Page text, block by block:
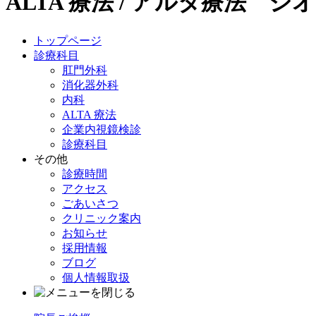
トップページ
診療科目
肛門外科
消化器外科
内科
ALTA 療法
企業内視鏡検診
診療科目
その他
診療時間
アクセス
ごあいさつ
クリニック案内
お知らせ
採用情報
ブログ
個人情報取扱